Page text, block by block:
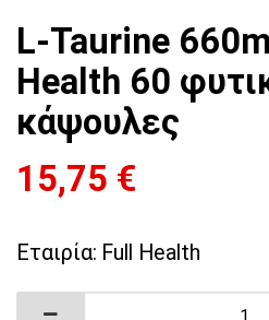
L-Taurine
Health 60
κάψουλες
15,75 €
Εταιρία: Full Health
L-Taurine 660mg Full